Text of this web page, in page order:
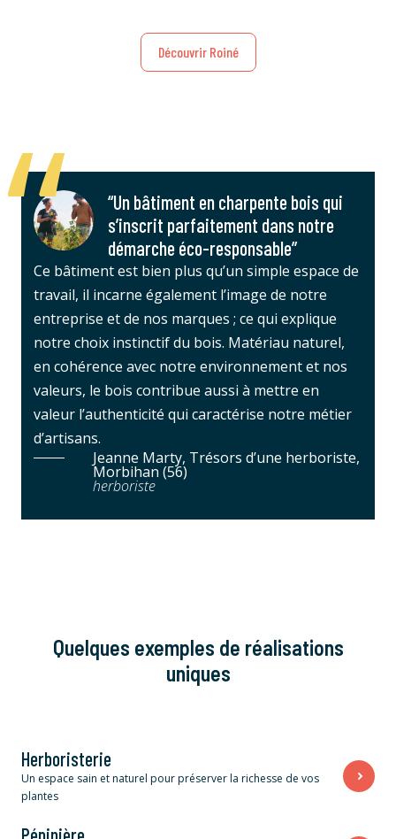
Découvrir Roiné
“Un bâtiment en charpente bois qui
s’inscrit parfaitement dans notre
démarche éco-responsable”
Ce bâtiment est bien plus qu’un simple espace de
travail, il incarne également l’image de notre
entreprise et de nos marques ; ce qui explique
notre choix instinctif du bois. Matériau naturel,
en cohérence avec notre environnement et nos
valeurs, le bois contribue aussi à mettre en
valeur l’authenticité qui caractérise notre métier
d’artisans.
Jeanne Marty, Trésors d’une herboriste,
Morbihan (56)
herboriste
Quelques exemples de réalisations
uniques
Herboristerie
Un espace sain et naturel pour préserver la richesse de vos
plantes